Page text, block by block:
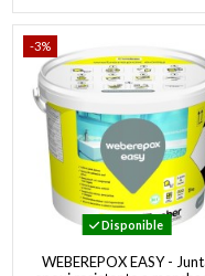
-3%
Disponible
WEBEREPOX EASY -